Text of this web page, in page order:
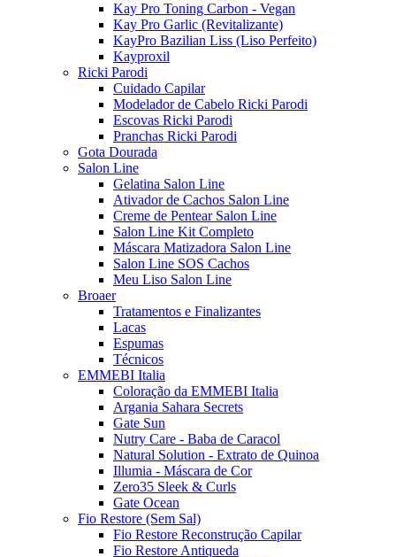
Kay Pro Toning Carbon - Vegan
Kay Pro Garlic (Revitalizante)
KayPro Bazilian Liss (Liso Perfeito)
Kayproxil
Ricki Parodi
Cuidado Capilar
Modelador de Cabelo Ricki Parodi
Escovas Ricki Parodi
Pranchas Ricki Parodi
Gota Dourada
Salon Line
Gelatina Salon Line
Ativador de Cachos Salon Line
Creme de Pentear Salon Line
Salon Line Kit Completo
Máscara Matizadora Salon Line
Salon Line SOS Cachos
Meu Liso Salon Line
Broaer
Tratamentos e Finalizantes
Lacas
Espumas
Técnicos
EMMEBI Italia
Coloração da EMMEBI Italia
Argania Sahara Secrets
Gate Sun
Nutry Care - Baba de Caracol
Natural Solution - Extrato de Quinoa
Illumia - Máscara de Cor
Zero35 Sleek & Curls
Gate Ocean
Fio Restore (Sem Sal)
Fio Restore Reconstrução Capilar
Fio Restore Antiqueda